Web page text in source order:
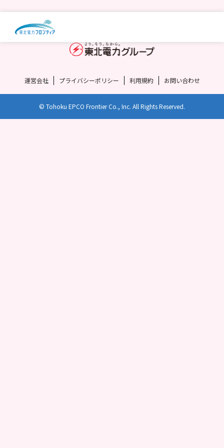
運営会社 プライバシーポリシー 利用規約 お問い合わせ
© Tohoku EPCO Frontier Co., Inc. All Rights Reserved.